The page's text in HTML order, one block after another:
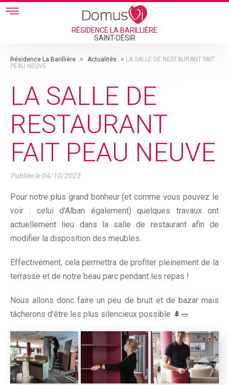
Skip to main content
RÉSIDENCE LA BARILLIÈRE
SAINT-DÉSIR
Résidence La Barillière > Actualités > LA SALLE DE RESTAURANT FAIT
PEAU NEUVE
LA SALLE DE
RESTAURANT
FAIT PEAU NEUVE
Publiée le04/10/2023
Pour notre plus grand bonheur (et comme vous pouvez le
voir : celui d'Alban également) quelques travaux ont
actuellement lieu dans la salle de restaurant afin de
modifier la disposition des meubles.
Effectivement, cela permettra de profiter pleinement de la
terrasse et de notre beau parc pendant les repas !
Nous allons donc faire un peu de bruit et de bazar mais
tâcherons d'être les plus silencieux possible 🌲🥗